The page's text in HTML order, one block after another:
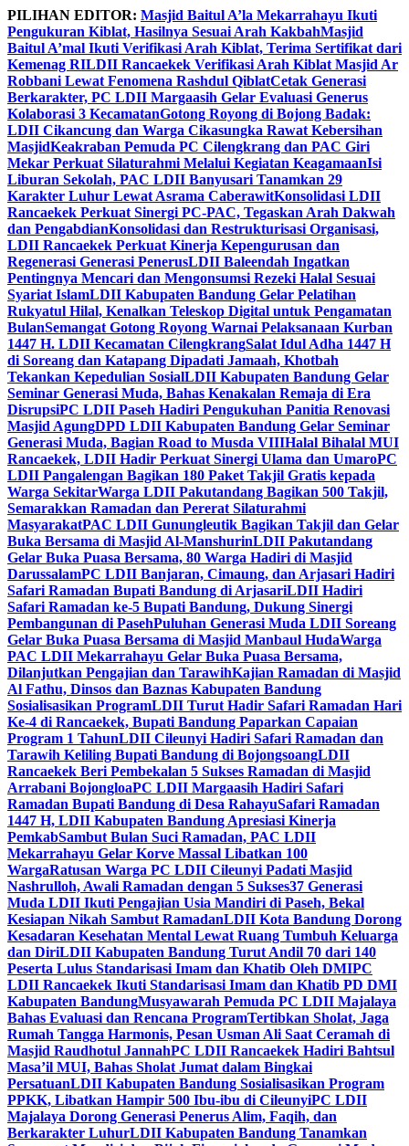
Skip
to
content
PILIHAN EDITOR: Masjid Baitul A’la Mekarrahayu Ikuti
Pengukuran Kiblat, Hasilnya Sesuai Arah KakbahMasjid
Baitul A’mal Ikuti Verifikasi Arah Kiblat, Terima Sertifikat dari
Kemenag RILDII Rancaekek Verifikasi Arah Kiblat Masjid Ar
Robbani Lewat Fenomena Rashdul QiblatCetak Generasi
Berkarakter, PC LDII Margaasih Gelar Evaluasi Generus
Kolaborasi 3 KecamatanGotong Royong di Bojong Badak:
LDII Cikancung dan Warga Cikasungka Rawat Kebersihan
MasjidKeakraban Pemuda PC Cilengkrang dan PAC Giri
Mekar Perkuat Silaturahmi Melalui Kegiatan KeagamaanIsi
Liburan Sekolah, PAC LDII Banyusari Tanamkan 29
Karakter Luhur Lewat Asrama CaberawitKonsolidasi LDII
Rancaekek Perkuat Sinergi PC-PAC, Tegaskan Arah Dakwah
dan PengabdianKonsolidasi dan Restrukturisasi Organisasi,
LDII Rancaekek Perkuat Kinerja Kepengurusan dan
Regenerasi Generasi PenerusLDII Baleendah Ingatkan
Pentingnya Mencari dan Mengonsumsi Rezeki Halal Sesuai
Syariat IslamLDII Kabupaten Bandung Gelar Pelatihan
Rukyatul Hilal, Kenalkan Teleskop Digital untuk Pengamatan
BulanSemangat Gotong Royong Warnai Pelaksanaan Kurban
1447 H. LDII Kecamatan CilengkrangSalat Idul Adha 1447 H
di Soreang dan Katapang Dipadati Jamaah, Khotbah
Tekankan Kepedulian SosialLDII Kabupaten Bandung Gelar
Seminar Generasi Muda, Bahas Kenakalan Remaja di Era
DisrupsiPC LDII Paseh Hadiri Pengukuhan Panitia Renovasi
Masjid AgungDPD LDII Kabupaten Bandung Gelar Seminar
Generasi Muda, Bagian Road to Musda VIIIHalal Bihalal MUI
Rancaekek, LDII Hadir Perkuat Sinergi Ulama dan UmaroPC
LDII Pangalengan Bagikan 180 Paket Takjil Gratis kepada
Warga SekitarWarga LDII Pakutandang Bagikan 500 Takjil,
Semarakkan Ramadan dan Pererat Silaturahmi
MasyarakatPAC LDII Gunungleutik Bagikan Takjil dan Gelar
Buka Bersama di Masjid Al-ManshurinLDII Pakutandang
Gelar Buka Puasa Bersama, 80 Warga Hadiri di Masjid
DarussalamPC LDII Banjaran, Cimaung, dan Arjasari Hadiri
Safari Ramadan Bupati Bandung di ArjasariLDII Hadiri
Safari Ramadan ke-5 Bupati Bandung, Dukung Sinergi
Pembangunan di PasehPuluhan Generasi Muda LDII Soreang
Gelar Buka Puasa Bersama di Masjid Manbaul HudaWarga
PAC LDII Mekarrahayu Gelar Buka Puasa Bersama,
Dilanjutkan Pengajian dan TarawihKajian Ramadan di Masjid
Al Fathu, Dinsos dan Baznas Kabupaten Bandung
Sosialisasikan ProgramLDII Turut Hadir Safari Ramadan Hari
Ke-4 di Rancaekek, Bupati Bandung Paparkan Capaian
Program 1 TahunLDII Cileunyi Hadiri Safari Ramadan dan
Tarawih Keliling Bupati Bandung di BojongsoangLDII
Rancaekek Beri Pembekalan 5 Sukses Ramadan di Masjid
Arrabani BojongloaPC LDII Margaasih Hadiri Safari
Ramadan Bupati Bandung di Desa RahayuSafari Ramadan
1447 H, LDII Kabupaten Bandung Apresiasi Kinerja
PemkabSambut Bulan Suci Ramadan, PAC LDII
Mekarrahayu Gelar Korve Massal Libatkan 100
WargaRatusan Warga PC LDII Cileunyi Padati Masjid
Nashrulloh, Awali Ramadan dengan 5 Sukses37 Generasi
Muda LDII Ikuti Pengajian Usia Mandiri di Paseh, Bekal
Kesiapan Nikah Sambut RamadanLDII Kota Bandung Dorong
Kesadaran Kesehatan Mental Lewat Ruang Tumbuh Keluarga
dan DiriLDII Kabupaten Bandung Turut Andil 70 dari 140
Peserta Lulus Standarisasi Imam dan Khatib Oleh DMIPC
LDII Rancaekek Ikuti Standarisasi Imam dan Khatib PD DMI
Kabupaten BandungMusyawarah Pemuda PC LDII Majalaya
Bahas Evaluasi dan Rencana ProgramTertibkan Sholat, Jaga
Rumah Tangga Harmonis, Pesan Usman Ali Saat Ceramah di
Masjid Raudhotul JannahPC LDII Rancaekek Hadiri Bahtsul
Masa’il MUI, Bahas Sholat Jumat dalam Bingkai
PersatuanLDII Kabupaten Bandung Sosialisasikan Program
PPKK, Libatkan Hampir 500 Ibu-ibu di CileunyiPC LDII
Majalaya Dorong Generasi Penerus Alim, Faqih, dan
Berkarakter LuhurLDII Kabupaten Bandung Tanamkan